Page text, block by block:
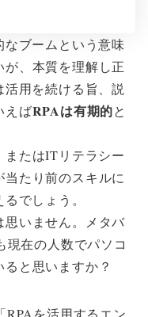
ブームという意味
、本質を理解し正
用を続ける旨、説
えばRPAは有期的と
たはITリテラシー
たり前のスキルに
でしょう。
思いません。メタバ
現在の人数でパソコ
と思いますか？
RPAを活用するエン